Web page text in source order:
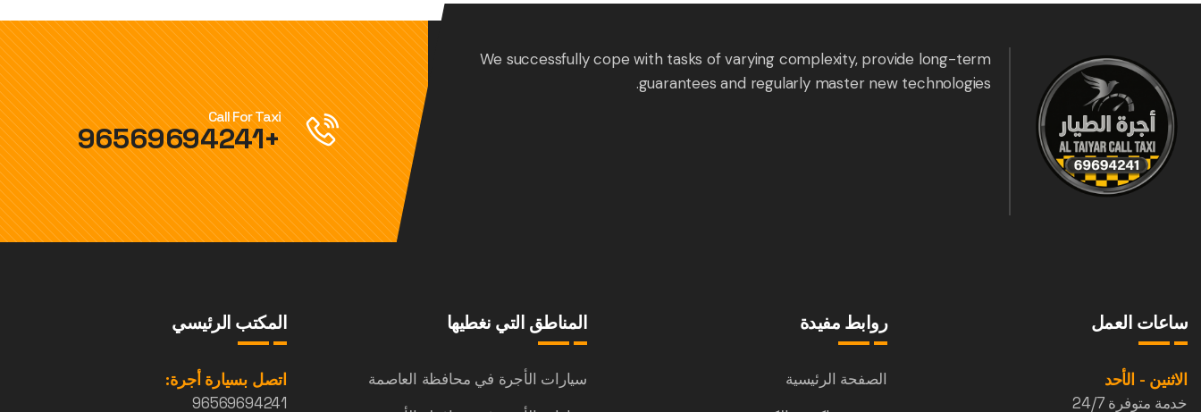
We successfully cope with tasks of varying complexity, provide long-term
guarantees and regularly master new technologies.
Call For Taxi
+96569694241
ساعات العمل
الاثنين - الأحد
خدمة متوفرة 24/7
روابط مفيدة
الصفحة الرئيسية
المناطق التي نغطيها
سيارات الأجرة في محافظة العاصمة
المكتب الرئيسي
اتصل بسيارة أجرة:
96569694241